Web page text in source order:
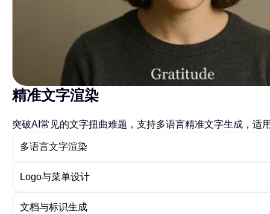
精准文字渲染
突破AI常见的文字扭曲难题，支持多语言精准文字生成，适
多语言文字渲染
Logo与菜单设计
文档与标识生成